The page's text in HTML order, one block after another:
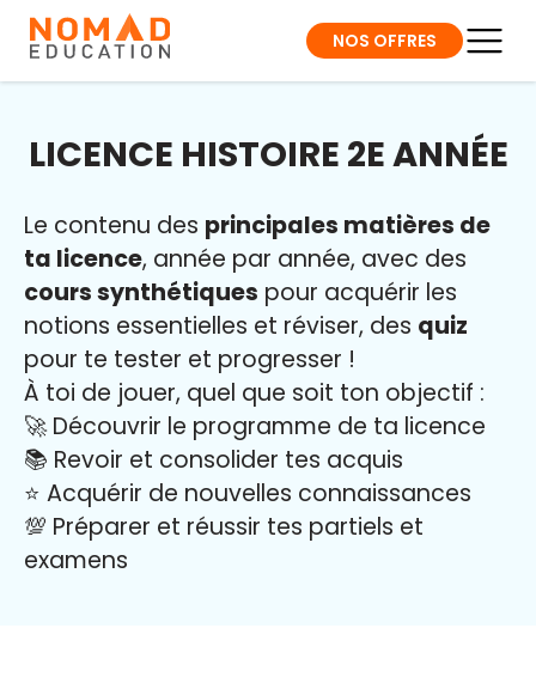
NOS OFFRES
LICENCE HISTOIRE 2E ANNÉE
Le contenu des principales matières de
ta licence, année par année, avec des
cours synthétiques pour acquérir les
notions essentielles et réviser, des quiz
pour te tester et progresser !
À toi de jouer, quel que soit ton objectif :
🚀 Découvrir le programme de ta licence
📚 Revoir et consolider tes acquis
⭐️ Acquérir de nouvelles connaissances
💯 Préparer et réussir tes partiels et
examens